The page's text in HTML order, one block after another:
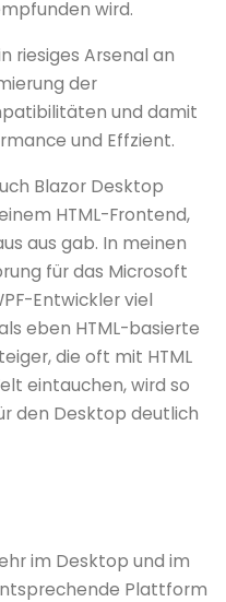
wird.
riesiges Arsenal an
der
und damit
und Effzient.
Blazor Desktop
HTML-Frontend,
aus gab. In meinen
für das Microsoft
Entwickler viel
eben HTML-basierte
die oft mit HTML
eintauchen, wird so
den Desktop deutlich
im Desktop und im
Plattform